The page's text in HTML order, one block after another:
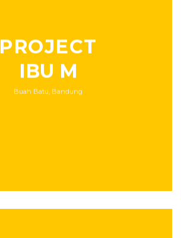
PROJECT
IBU M
Buah Batu, Bandung